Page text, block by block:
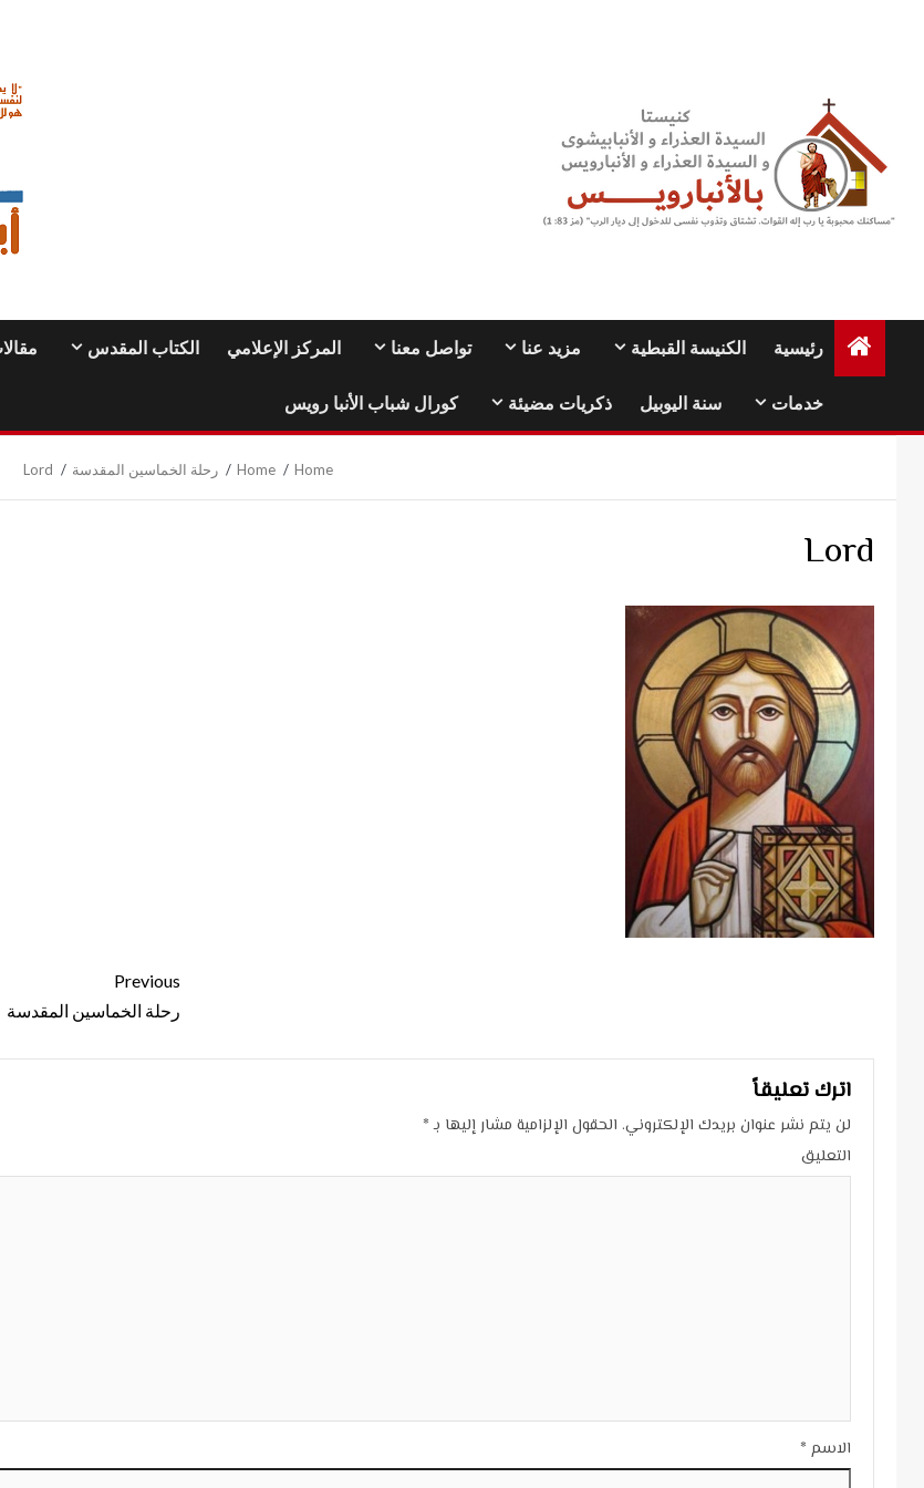
رئيسية الكنيسة القبطية مزيد عنا تواصل معنا المركز الإعلامي الكتاب المقدس
خدمات سنة اليوبيل ذكريات مضيئة كورال شباب الأنبا رويس
Home
Home رحلة الخماسين المقدسة Lord
Lord
Previous
رحلة الخماسين المقدسة
اترك تعليقاً
لن يتم نشر عنوان بريدك الإلكتروني. الحقول الإلزامية مشار إليها بـ*
التعليق
الاسم *